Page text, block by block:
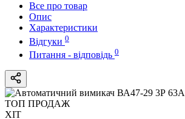
Все про товар
Опис
Характеристики
Відгуки 0
Питання - відповідь 0
ТОП ПРОДАЖ
ХІТ